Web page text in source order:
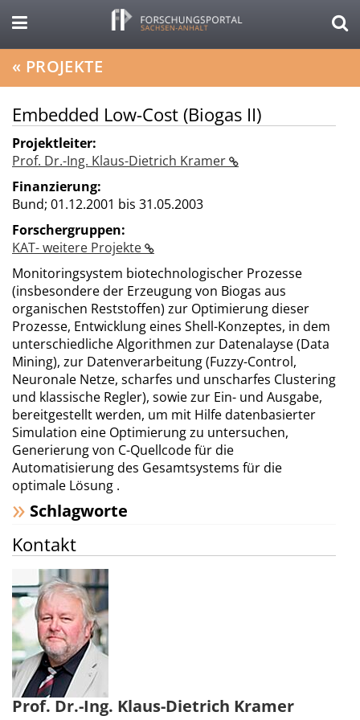
« PROJEKTE
Embedded Low-Cost (Biogas II)
Projektleiter:
Prof. Dr.-Ing. Klaus-Dietrich Kramer
Finanzierung:
Bund; 01.12.2001 bis 31.05.2003
Forschergruppen:
KAT- weitere Projekte
Monitoringsystem biotechnologischer Prozesse
(insbesondere der Erzeugung von Biogas aus
organischen Reststoffen) zur Optimierung dieser
Prozesse, Entwicklung eines Shell-Konzeptes, in dem
unterschiedliche Algorithmen zur Datenalayse (Data
Mining), zur Datenverarbeitung (Fuzzy-Control,
Neuronale Netze, scharfes und unscharfes Clustering
und klassische Regler), sowie zur Ein- und Ausgabe,
bereitgestellt werden, um mit Hilfe datenbasierter
Simulation eine Optimierung zu untersuchen,
Generierung von C-Quellcode für die
Automatisierung des Gesamtsystems für die
optimale Lösung .
Schlagworte
Kontakt
Prof. Dr.-Ing. Klaus-Dietrich Kramer